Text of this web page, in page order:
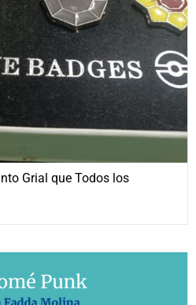
Grial que Todos los